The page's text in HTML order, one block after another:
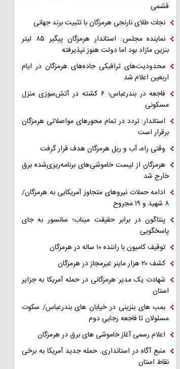
قشمی
نجات طلای نارنجی هرمزگان با تثبیت برند جهانی
نماینده مجلس: استاندار هرمزگان پیگیر ۸۵ لیتر
بنزین مازاد بود اما دولت هنوز نپذیرفته
محدودیت‌های ترافیکی جاده‌های هرمزگان در ایام
اربعین اعلام شد
فاجعه در بندرعباس؛ ۶ کشته در آتش‌سوزی منزل
مسکونی
استاندار: تردد در تمام محورهای مواصلاتی هرمزگان
برقرار است
وقتی راه، آب و ریل هرمزگان هدف قرار گرفت
هرمزگان از لیست خاموشی‌های برنامه‌ریزی‌شده برق
خارج شد
ادامه حملات نیروهای متجاوز آمریکایی به هرمزگان/
۸ شهید و ۱۹ مجروح
پنتاگون در برابر حقیقت میناب؛ سانسور به جای
پاسخگویی
توقیف کامیون با راننده ۱۰ ساله در هرمزگان
کشف ۲۰ هزار ماینر غیرمجاز در هرمزگان
شهادت یک مدیر هرمزگانی در حمله آمریکا به جزایر
استان
بمب های بنزینی در خیابان های بندرعباس/ سکوت
مسئولان تا فاجعه رجاییِ دوم
اعلام رسمی آغاز خاموشی های برق در هرمزگان
منبع آگاه در استانداری: حمله جدید آمریکا به برخی
نقاط استان